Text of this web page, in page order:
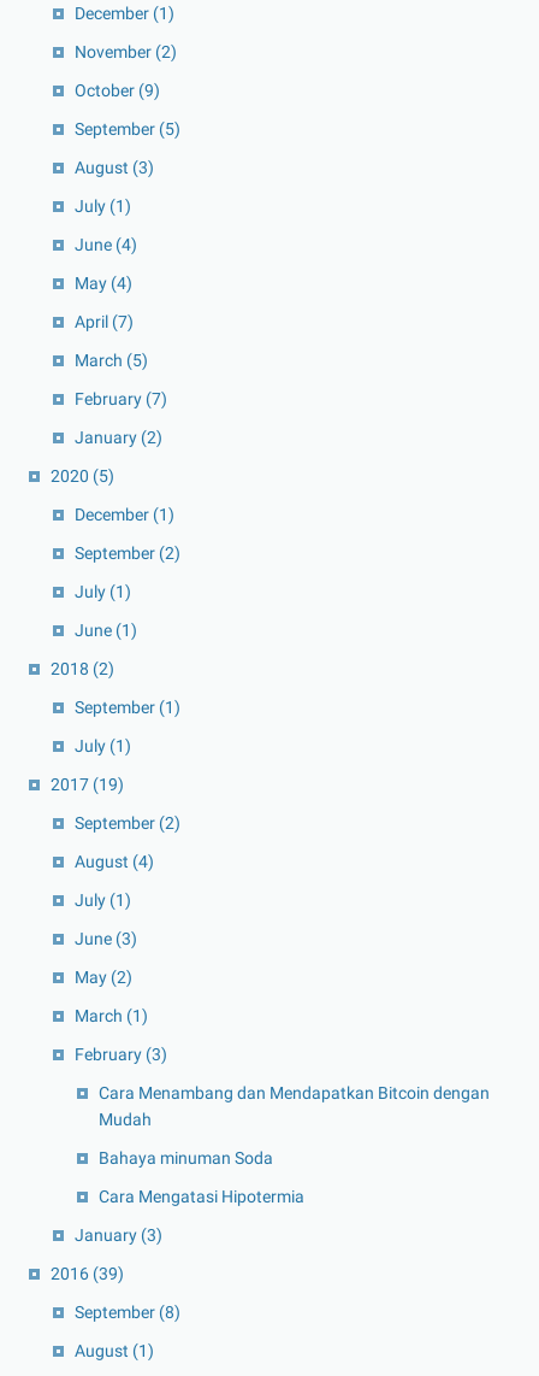
December (1)
November (2)
October (9)
September (5)
August (3)
July (1)
June (4)
May (4)
April (7)
March (5)
February (7)
January (2)
2020 (5)
December (1)
September (2)
July (1)
June (1)
2018 (2)
September (1)
July (1)
2017 (19)
September (2)
August (4)
July (1)
June (3)
May (2)
March (1)
February (3)
Cara Menambang dan Mendapatkan Bitcoin dengan
Mudah
Bahaya minuman Soda
Cara Mengatasi Hipotermia
January (3)
2016 (39)
September (8)
August (1)